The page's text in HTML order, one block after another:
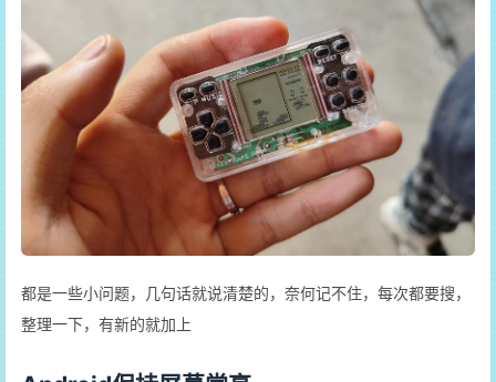
都是一些小问题，几句话就说清楚的，奈何记不住，每次都要搜，
整理一下，有新的就加上